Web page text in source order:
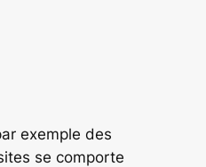
exemple des
se comporte